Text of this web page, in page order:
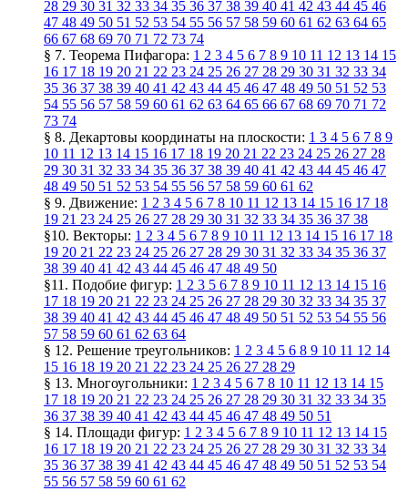
28 29 30 31 32 33 34 35 36 37 38 39 40 41 42 43 44 45 46
47 48 49 50 51 52 53 54 55 56 57 58 59 60 61 62 63 64 65
66 67 68 69 70 71 72 73 74
§ 7. Теорема Пифагора: 1 2 3 4 5 6 7 8 9 10 11 12 13 14 15
16 17 18 19 20 21 22 23 24 25 26 27 28 29 30 31 32 33 34
35 36 37 38 39 40 41 42 43 44 45 46 47 48 49 50 51 52 53
54 55 56 57 58 59 60 61 62 63 64 65 66 67 68 69 70 71 72
73 74
§ 8. Декартовы координаты на плоскости: 1 3 4 5 6 7 8 9
10 11 12 13 14 15 16 17 18 19 20 21 22 23 24 25 26 27 28
29 30 31 32 33 34 35 36 37 38 39 40 41 42 43 44 45 46 47
48 49 50 51 52 53 54 55 56 57 58 59 60 61 62
§ 9. Движение: 1 2 3 4 5 6 7 8 10 11 12 13 14 15 16 17 18
19 21 23 24 25 26 27 28 29 30 31 32 33 34 35 36 37 38
§10. Векторы: 1 2 3 4 5 6 7 8 9 10 11 12 13 14 15 16 17 18
19 20 21 22 23 24 25 26 27 28 29 30 31 32 33 34 35 36 37
38 39 40 41 42 43 44 45 46 47 48 49 50
§11. Подобие фигур: 1 2 3 5 6 7 8 9 10 11 12 13 14 15 16
17 18 19 20 21 22 23 24 25 26 27 28 29 30 32 33 34 35 37
38 39 40 41 42 43 44 45 46 47 48 49 50 51 52 53 54 55 56
57 58 59 60 61 62 63 64
§ 12. Решение треугольников: 1 2 3 4 5 6 8 9 10 11 12 14
15 16 18 19 20 21 22 23 24 25 26 27 28 29
§ 13. Многоугольники: 1 2 3 4 5 6 7 8 10 11 12 13 14 15
17 18 19 20 21 22 23 24 25 26 27 28 29 30 31 32 33 34 35
36 37 38 39 40 41 42 43 44 45 46 47 48 49 50 51
§ 14. Площади фигур: 1 2 3 4 5 6 7 8 9 10 11 12 13 14 15
16 17 18 19 20 21 22 23 24 25 26 27 28 29 30 31 32 33 34
35 36 37 38 39 41 42 43 44 45 46 47 48 49 50 51 52 53 54
55 56 57 58 59 60 61 62